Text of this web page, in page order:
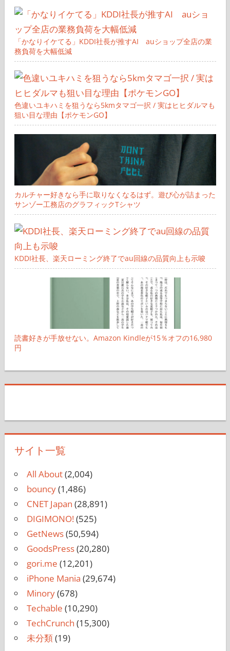
「かなりイケてる」KDDI社長が推すAI auショップ全店の業
務負荷を大幅低減
色違いユキハミを狙うなら5kmタマゴ一択 / 実はヒヒダルマも
狙い目な理由【ポケモンGO】
カルチャー好きなら手に取りなくなるはず。遊び心が詰まった
サンゾー工務店のグラフィックTシャツ
KDDI社長、楽天ローミング終了でau回線の品質向上も示唆
読書好きが手放せない。Amazon Kindleが15％オフの16,980
All About(2,004)
bouncy(1,486)
CNET Japan(28,891)
DIGIMONO!(525)
GetNews(50,594)
GoodsPress (20,280)
gori.me(12,201)
iPhone Mania
Minory(678)
Techable(10,290)
TechCrunch